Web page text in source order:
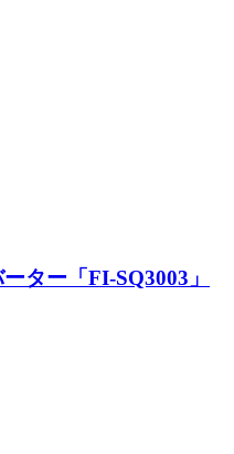
ター「FI-SQ3003」